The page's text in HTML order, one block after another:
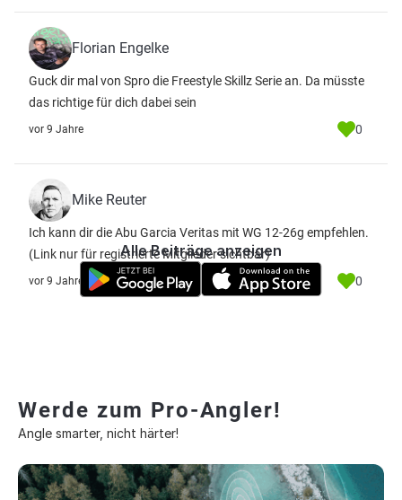
Florian Engelke
Guck dir mal von Spro die Freestyle Skillz Serie an. Da müsste
das richtige für dich dabei sein
vor 9 Jahre 0
Mike Reuter
Ich kann dir die Abu Garcia Veritas mit WG 12-26g empfehlen.
(Link nur für registrierte Mitglieder sichtbar)
vor 9 Jahre 0
Alle Beiträge anzeigen
Werde zum Pro-Angler!
Angle smarter, nicht härter!